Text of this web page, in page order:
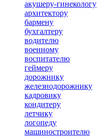
акушеру-гинекологу
архитектору
бармену
бухгалтеру
водителю
военному
воспитателю
геймеру
дорожнику
железнодорожнику
кадровику
кондитеру
летчику
логопеду
машиностроителю